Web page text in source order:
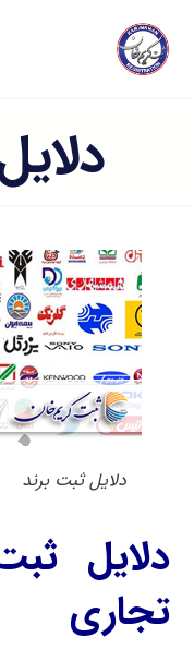
دلایل ثبت برند
دلایل
تجاری